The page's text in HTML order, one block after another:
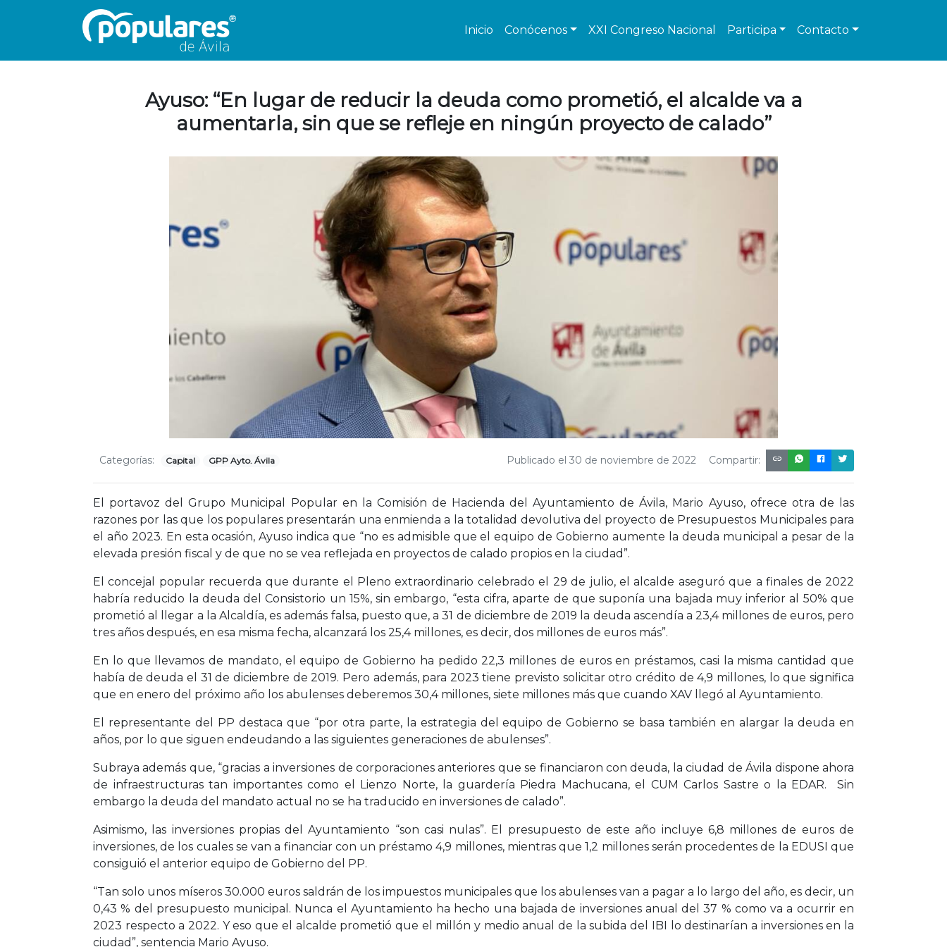
Inicio Conócenos XXI Congreso Nacional Participa Contacto
Ayuso: “En lugar de reducir la deuda como prometió, el alcalde va a
aumentarla, sin que se refleje en ningún proyecto de calado”
Categorías: Capital GPP Ayto. Ávila Compartir:
Publicado el 30 de noviembre de 2022
El portavoz del Grupo Municipal Popular en la Comisión de Hacienda del Ayuntamiento de Ávila, Mario Ayuso, ofrece otra de las
razones por las que los populares presentarán una enmienda a la totalidad devolutiva del proyecto de Presupuestos Municipales para
el año 2023. En esta ocasión, Ayuso indica que “no es admisible que el equipo de Gobierno aumente la deuda municipal a pesar de la
elevada presión fiscal y de que no se vea reflejada en proyectos de calado propios en la ciudad”.
El concejal popular recuerda que durante el Pleno extraordinario celebrado el 29 de julio, el alcalde aseguró que a finales de 2022
habría reducido la deuda del Consistorio un 15%, sin embargo, “esta cifra, aparte de que suponía una bajada muy inferior al 50% que
prometió al llegar a la Alcaldía, es además falsa, puesto que, a 31 de diciembre de 2019 la deuda ascendía a 23,4 millones de euros, pero
tres años después, en esa misma fecha, alcanzará los 25,4 millones, es decir, dos millones de euros más”.
En lo que llevamos de mandato, el equipo de Gobierno ha pedido 22,3 millones de euros en préstamos, casi la misma cantidad que
había de deuda el 31 de diciembre de 2019. Pero además, para 2023 tiene previsto solicitar otro crédito de 4,9 millones, lo que significa
que en enero del próximo año los abulenses deberemos 30,4 millones, siete millones más que cuando XAV llegó al Ayuntamiento.
El representante del PP destaca que “por otra parte, la estrategia del equipo de Gobierno se basa también en alargar la deuda en
años, por lo que siguen endeudando a las siguientes generaciones de abulenses”.
Subraya además que, “gracias a inversiones de corporaciones anteriores que se financiaron con deuda, la ciudad de Ávila dispone ahora
de infraestructuras tan importantes como el Lienzo Norte, la guardería Piedra Machucana, el CUM Carlos Sastre o la EDAR. Sin
embargo la deuda del mandato actual no se ha traducido en inversiones de calado”.
Asimismo, las inversiones propias del Ayuntamiento “son casi nulas”. El presupuesto de este año incluye 6,8 millones de euros de
inversiones, de los cuales se van a financiar con un préstamo 4,9 millones, mientras que 1,2 millones serán procedentes de la EDUSI que
consiguió el anterior equipo de Gobierno del PP.
“Tan solo unos míseros 30.000 euros saldrán de los impuestos municipales que los abulenses van a pagar a lo largo del año, es decir, un
0,43 % del presupuesto municipal. Nunca el Ayuntamiento ha hecho una bajada de inversiones anual del 37 % como va a ocurrir en
2023 respecto a 2022. Y eso que el alcalde prometió que el millón y medio anual de la subida del IBI lo destinarían a inversiones en la
ciudad”, sentencia Mario Ayuso.